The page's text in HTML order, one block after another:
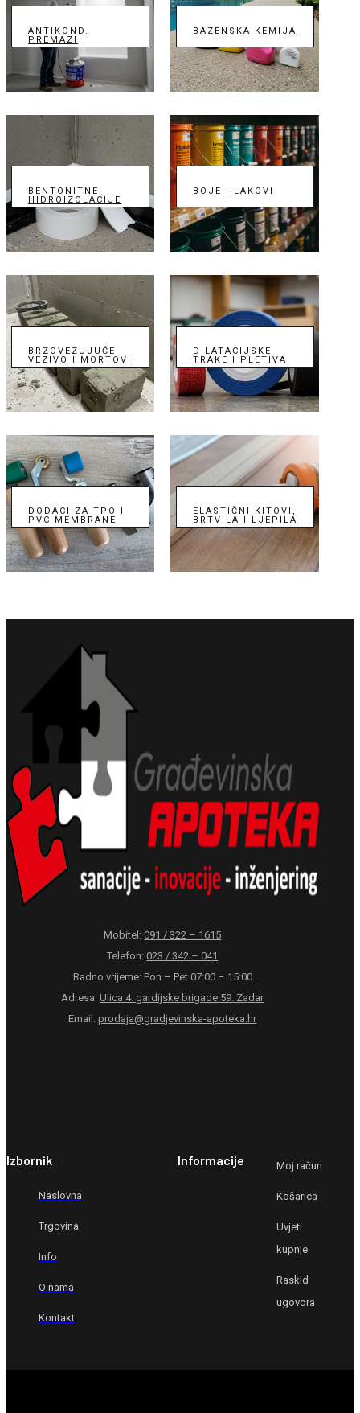
ANTIKOND.
PREMAZI
BAZENSKA KEMIJA
BENTONITNE
HIDROIZOLACIJE
BOJE I LAKOVI
BRZOVEZUJUĆE
VEZIVO I MORTOVI
DILATACIJSKE
TRAKE I PLETIVA
DODACI ZA TPO I
PVC MEMBRANE
ELASTIČNI KITOVI,
BRTVILA I LJEPILA
Mobitel:091 / 322 – 1615
Telefon:023 / 342 – 041
Radno vrijeme: Pon – Pet 07:00 – 15:00
Adresa:Ulica 4. gardijske brigade 59. Zadar
Email:prodaja@gradjevinska-apoteka.hr
Izbornik
Naslovna
Trgovina
Info
O nama
Kontakt
Informacije Moj račun
Košarica
Uvjeti
kupnje
Raskid
ugovora